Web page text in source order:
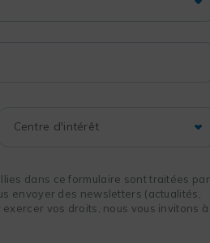
dans ce formulaire sont traitées par
envoyer des newsletters (actualités,
vos droits, nous vous invitons à